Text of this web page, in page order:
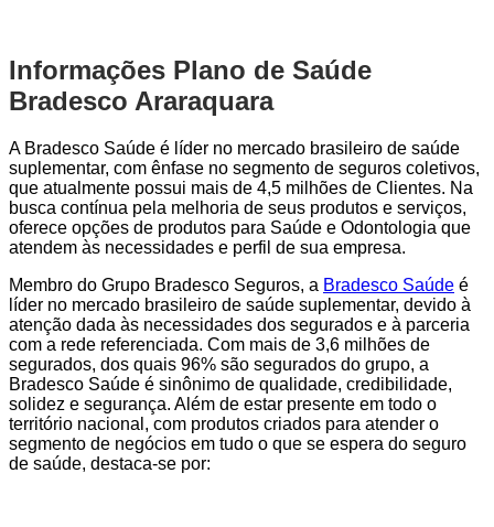
Informações Plano de Saúde
Bradesco Araraquara
A Bradesco Saúde é líder no mercado brasileiro de saúde
suplementar, com ênfase no segmento de seguros coletivos,
que atualmente possui mais de 4,5 milhões de Clientes. Na
busca contínua pela melhoria de seus produtos e serviços,
oferece opções de produtos para Saúde e Odontologia que
atendem às necessidades e perfil de sua empresa.
Membro do Grupo Bradesco Seguros, a Bradesco Saúde é
líder no mercado brasileiro de saúde suplementar, devido à
atenção dada às necessidades dos segurados e à parceria
com a rede referenciada. Com mais de 3,6 milhões de
segurados, dos quais 96% são segurados do grupo, a
Bradesco Saúde é sinônimo de qualidade, credibilidade,
solidez e segurança. Além de estar presente em todo o
território nacional, com produtos criados para atender o
segmento de negócios em tudo o que se espera do seguro
de saúde, destaca-se por: